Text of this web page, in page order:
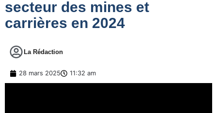
secteur des mines et
carrières en 2024
La Rédaction
28 mars 2025 11:32 am